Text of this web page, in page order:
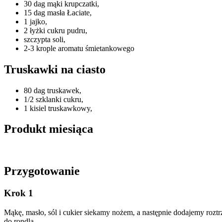
30 dag mąki krupczatki,
15 dag masła Łaciate,
1 jajko,
2 łyżki cukru pudru,
szczypta soli,
2-3 krople aromatu śmietankowego
Truskawki na ciasto
80 dag truskawek,
1/2 szklanki cukru,
1 kisiel truskawkowy,
Produkt miesiąca
Przygotowanie
Krok 1
Mąkę, masło, sól i cukier siekamy nożem, a następnie dodajemy